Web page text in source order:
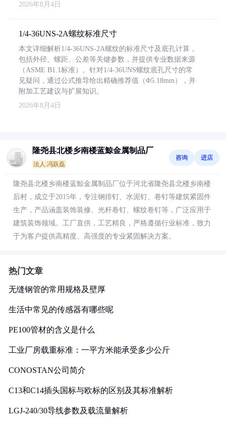
2026年8月4日
1/4-36UNS-2A螺纹标准尺寸
本文详细解析1/4-36UNS-2A螺纹的标准尺寸及底孔计算，
包括外径、螺距、公差等关键参数，并提供专业数据来源
（ASME B1.1标准）。针对1/4-36UNS螺纹底孔尺寸的常
见疑问，通过公式推导给出精确推荐值（Φ5.18mm），并
附加工艺建议与扩展知识。
2026年8月4日
隆尧县北楼乡南楼蓝鯨金属制品厂
法人:冯跃磊
咨询 进店
隆尧县北楼乡南楼蓝鯨金属制品厂位于河北省隆尧县北楼乡南楼
后村，成立于2015年，专注钢排钉、水泥钉、卷钉等建筑紧固件
生产，产品涵盖装饰装修、光杆卷钉、螺纹卷钉等，广泛应用于
建筑装饰领域。工厂直供，工艺精良，严格遵循行业标准，致力
于为客户提供高精度、高强度的专业紧固解决方案。
热门文章
无缝钢管的常用规格及壁厚
生活中常见的传感器有哪些呢
PE100管材的含义是什么
工业厂房载重标准：一平方米能承受多少公斤
CONOSTAN公司简介
C13和C14插头国标与欧标的区别及其标准解析
LGJ-240/30导线参数及载流量解析